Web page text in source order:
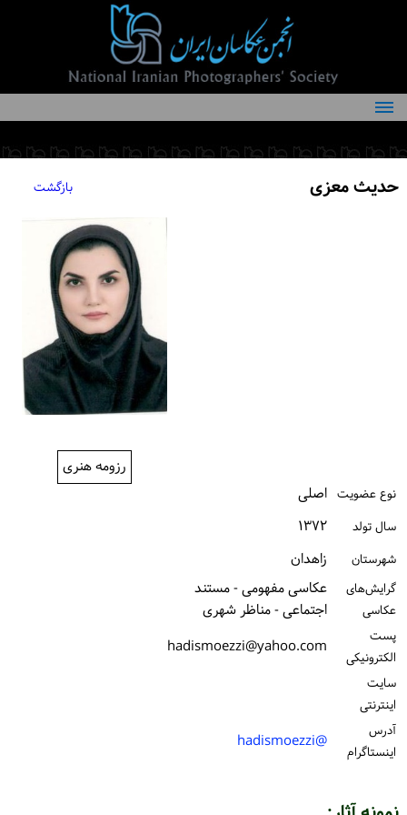
درباره انجمن
کمیته‌های انجمن
حدیث معزی بازگشت
رزومه هنری
نوع عضویت اصلی
سال تولد ۱۳۷۲
شهرستان زاهدان
گرایش‌های
عکاسی
عکاسی مفهومی - مستند
اجتماعی - مناظر شهری
پست
الكترونیكی
hadismoezzi@yahoo.com
سایت
اینترنتی
آدرس
اینستاگرام
@hadismoezzi